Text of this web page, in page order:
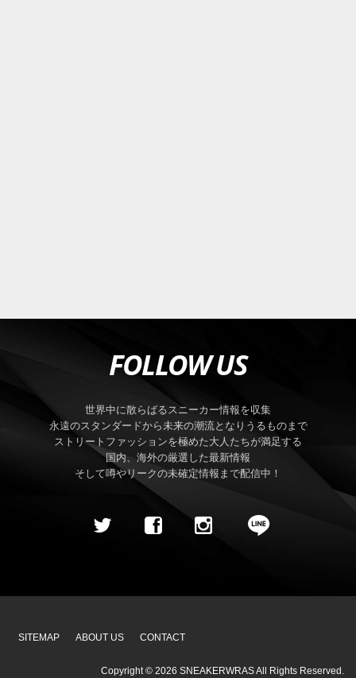
FOLLOW US
世界中に散らばるスニーカー情報を収集
永遠のスタンダードから未来の潮流となりうるものまで
ストリートファッションを極めた大人たちが満足する
国内、海外の厳選した最新情報
そして噂やリークの未確定情報まで配信中！
SITEMAP ABOUT US CONTACT
Copyright © 2026 SNEAKERWRASAll Rights Reserved.